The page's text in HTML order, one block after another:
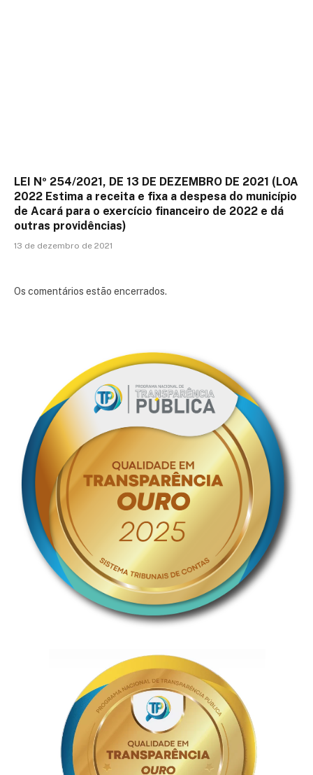
LEI Nº 254/2021, DE 13 DE DEZEMBRO DE 2021 (LOA
2022 Estima a receita e fixa a despesa do município
de Acará para o exercício financeiro de 2022 e dá
outras providências)
13 de dezembro de 2021
Os comentários estão encerrados.